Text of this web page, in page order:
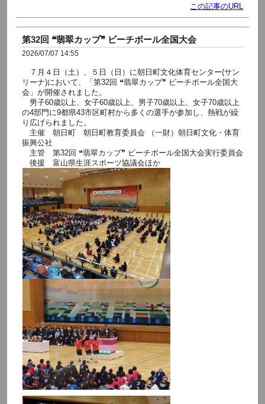
この記事のURL
第32回 ❝翡翠カップ❞ ビーチボール全国大会
2026/07/07 14:55
７月４日（土）、５日（日）に朝日町文化体育センター(サン
リーナ)において、「第32回 ❝翡翠カップ❞ ビーチボール全国大
会」が開催されました。
男子60歳以上、女子60歳以上、男子70歳以上、女子70歳以上
の4部門に9都県43市区町村から多くの選手が参加し、熱戦が繰
り広げられました。
主催 朝日町 朝日町教育委員会 （一財）朝日町文化・体育
振興公社
主管 第32回 ❝翡翠カップ❞ ビーチボール全国大会実行委員会
後援 富山県生涯スポーツ協議会ほか